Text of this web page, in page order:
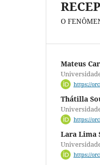
O
Mateus
https://
Thátilla
https://
Lara Lima
https://